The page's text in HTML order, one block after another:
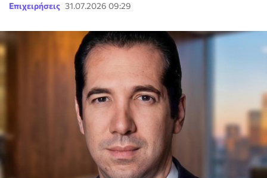
Επιχειρήσεις 31.07.2026 09:29